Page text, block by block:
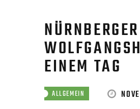
EINEM TAG
ALLGEMEIN